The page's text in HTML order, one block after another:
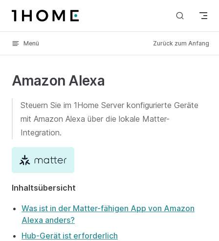
Skip to content
Menü Zurück zum Anfang
Amazon Alexa
Steuern Sie im 1Home Server konfigurierte Geräte
mit Amazon Alexa über die lokale Matter-
Integration.
Inhaltsübersicht
Was ist in der Matter-fähigen App von Amazon
Alexa anders?
Hub-Gerät ist erforderlich